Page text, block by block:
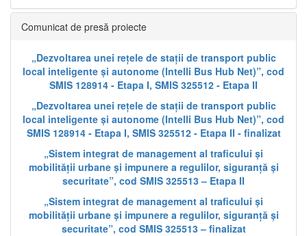
Comunicat de presă proiecte
„Dezvoltarea unei rețele de stații de transport public
local inteligente și autonome (Intelli Bus Hub Net)”, cod
SMIS 128914 - Etapa I, SMIS 325512 - Etapa II
„Dezvoltarea unei rețele de stații de transport public
local inteligente și autonome (Intelli Bus Hub Net)”, cod
SMIS 128914 - Etapa I, SMIS 325512 - Etapa II - finalizat
„Sistem integrat de management al traficului și
mobilității urbane și impunere a regulilor, siguranță și
securitate”, cod SMIS 325513 – Etapa II
„Sistem integrat de management al traficului și
mobilității urbane și impunere a regulilor, siguranță și
securitate”, cod SMIS 325513 – finalizat